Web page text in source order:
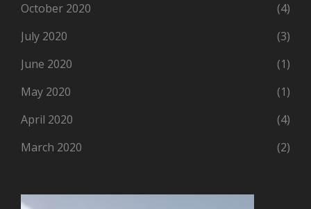
October 2020
(4)
July 2020
(3)
June 2020
(1)
May 2020
(1)
April 2020
(4)
March 2020
(2)